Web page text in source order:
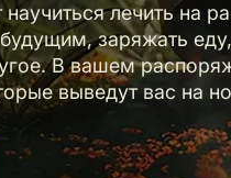
лечить на
заряжать
В вашем
выведут вас на